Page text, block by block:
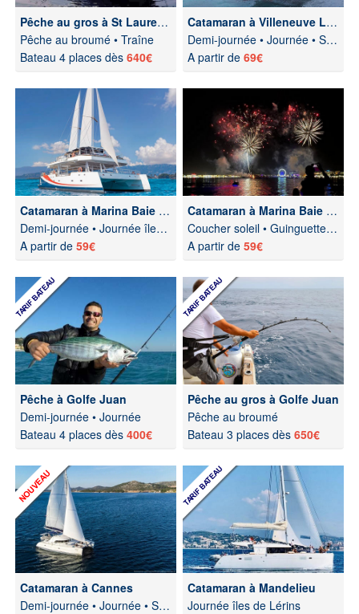
Pêche au gros à St Laurent du Var
Pêche au broumé • Traîne
Bateau 4 places dès 640€
Catamaran à Villeneuve Loubet
Demi-journée • Journée • Soirée
A partir de 69€
Catamaran à Marina Baie des Anges
Demi-journée • Journée îles de Lérins
A partir de 59€
Catamaran à Marina Baie des Anges
Coucher soleil • Guinguette • Feux artifice
A partir de 59€
Pêche à Golfe Juan
Demi-journée • Journée
Bateau 4 places dès 400€
Pêche au gros à Golfe Juan
Pêche au broumé
Bateau 3 places dès 650€
Catamaran à Cannes
Demi-journée • Journée • Soirée • Nuit
Catamaran à Mandelieu
Journée îles de Lérins